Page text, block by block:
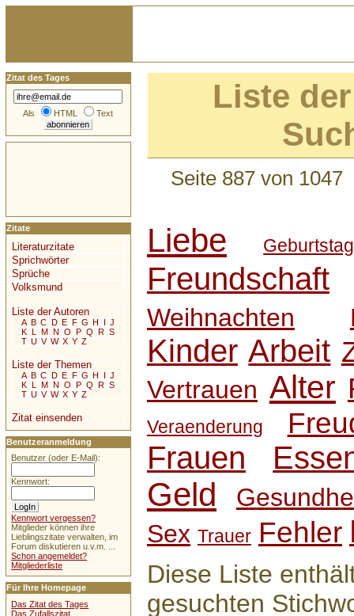
Liste
Seite 887 von 1047
Liebe Geburtstag
Freundschaft
Weihnachten
Kinder Arbeit
Vertrauen Alter
Veraenderung
Frauen
Geld
Sex Trauer Fehler
Diese Liste
gesuchten
Zitat des Tages
Als HTML Text
Zitate
Literaturzitate
Sprichwörter
Sprüche
Volksmund
Liste der Autoren
A B C D E F G H I J
K L M N O P Q R S
T U V W X Y Z
Liste der Themen
A B C D E F G H I J
K L M N O P Q R S
T U V W X Y Z
Zitat einsenden
Benutzeranmeldung
Benutzer (oder E-Mail):
Kennwort:
Kennwort vergessen?
Mitglieder können ihre
Lieblingszitate verwalten, im
Forum diskutieren u.v.m. ...
Schon angemeldet?
Mitgliederliste
Für Ihre Homepage
Das Zitat des Tages
Das Zufallszitat